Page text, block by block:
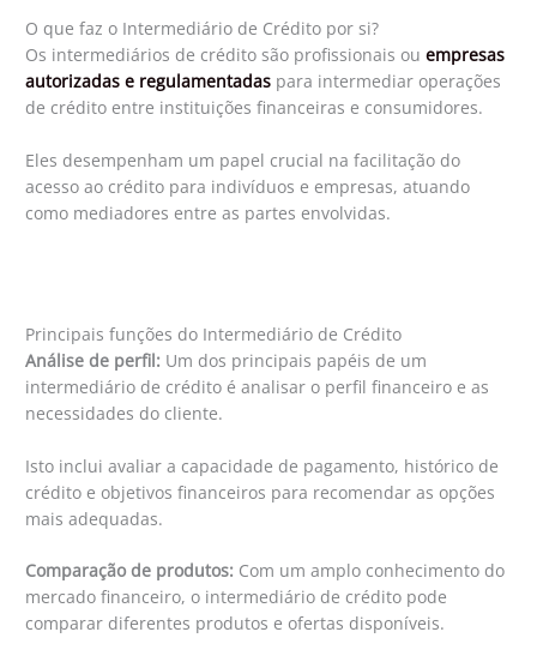
O que faz o Intermediário de Crédito por si?
Os intermediários de crédito são profissionais ouempresas
autorizadas e regulamentadas para intermediar operações
de crédito entre instituições financeiras e consumidores.
Eles desempenham um papel crucial na facilitação do
acesso ao crédito para indivíduos e empresas, atuando
como mediadores entre as partes envolvidas.
Principais funções do Intermediário de Crédito
Análise de perfil: Um dos principais papéis de um
intermediário de crédito é analisar o perfil financeiro e as
necessidades do cliente.
Isto inclui avaliar a capacidade de pagamento, histórico de
crédito e objetivos financeiros para recomendar as opções
mais adequadas.
Comparação de produtos: Com um amplo conhecimento do
mercado financeiro, o intermediário de crédito pode
comparar diferentes produtos e ofertas disponíveis.